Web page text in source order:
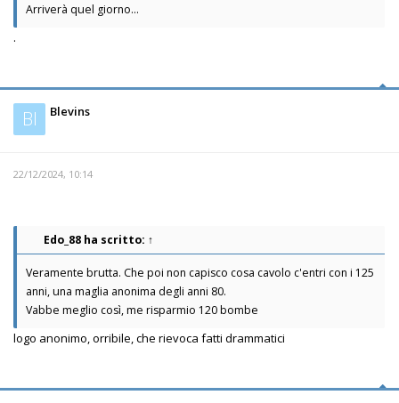
Arriverà quel giorno...
.
Bl Blevins
22/12/2024, 10:14
Edo_88 ha scritto: ↑
Veramente brutta. Che poi non capisco cosa cavolo c'entri con i 125
anni, una maglia anonima degli anni 80.
Vabbe meglio così, me risparmio 120 bombe
logo anonimo, orribile, che rievoca fatti drammatici